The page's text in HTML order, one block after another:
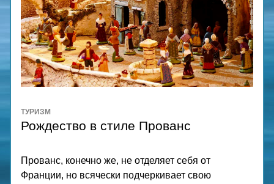
ТУРИЗМ
Рождество в стиле Прованс
Прованс, конечно же, не отделяет себя от
Франции, но всячески подчеркивает свою